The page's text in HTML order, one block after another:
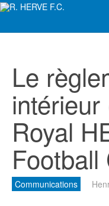
Le
Royal
Football
Communications